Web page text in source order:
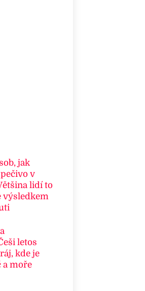
jak
v
lidí to
výsledkem
letos
kde je
a moře